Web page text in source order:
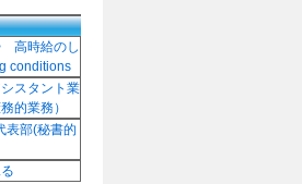
高時給のし
conditions
スタント業
的業務）
表部(秘書的